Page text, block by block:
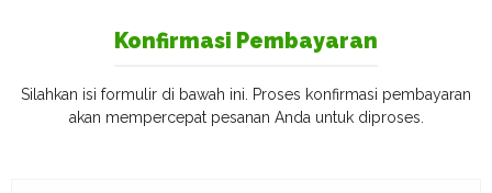
Konfirmasi Pembayaran
Silahkan isi formulir di bawah ini. Proses konfirmasi pembayaran
akan mempercepat pesanan Anda untuk diproses.